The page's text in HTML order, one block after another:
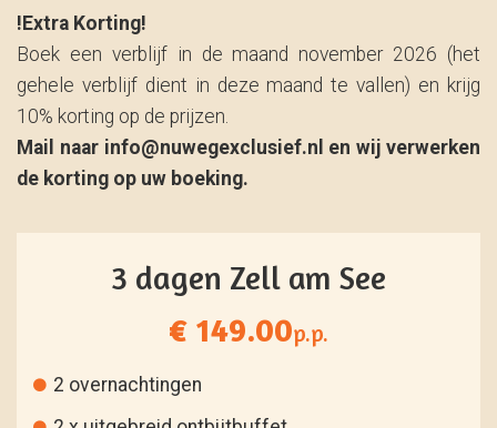
!Extra Korting!
Boek een verblijf in de maand november 2026 (het
gehele verblijf dient in deze maand te vallen) en krijg
10% korting op de prijzen.
Mail naar info@nuwegexclusief.nl en wij verwerken
de korting op uw boeking.
3 dagen Zell am See
€ 149.00p.p.
2 overnachtingen